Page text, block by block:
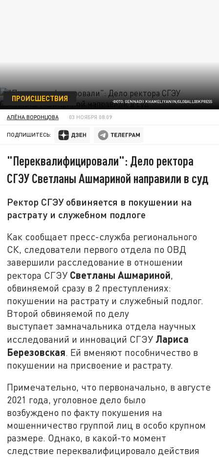
ФОТО: GENNADII KHAMELIYANIN/GLOBALLOOKPRESS
ПРОИСШЕСТВИЯ
АЛЁНА ВОРОНЦОВА 03 НОЯБРЯ 08:09
ПОДПИШИТЕСЬ:
"Переквалифицировали": Дело ректора
СГЭУ Светланы Ашмариной направили в суд
Ректор СГЭУ обвиняется в покушении на
растрату и служебном подлоге
Как сообщает пресс-служба регионального
СК, следователи первого отдела по ОВД
завершили расследование в отношении
ректора СГЭУ Светланы Ашмариной,
обвиняемой сразу в 2 преступлениях:
покушении на растрату и служебный подлог.
Второй обвиняемой по делу
выступает замначальника отдела научных
исследований и инноваций СГЭУ Лариса
Березовская. Ей вменяют пособничество в
покушении на присвоение и растрату.
Примечательно, что первоначально, в августе
2021 года, уголовное дело было
возбуждено по факту покушения на
мошенничество группой лиц в особо крупном
размере. Однако, в какой-то момент
следствие переквалифицировало действия